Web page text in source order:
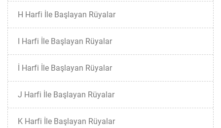
H Harfi İle Başlayan Rüyalar
I Harfi İle Başlayan Rüyalar
İ Harfi İle Başlayan Rüyalar
J Harfi İle Başlayan Rüyalar
K Harfi İle Başlayan Rüyalar